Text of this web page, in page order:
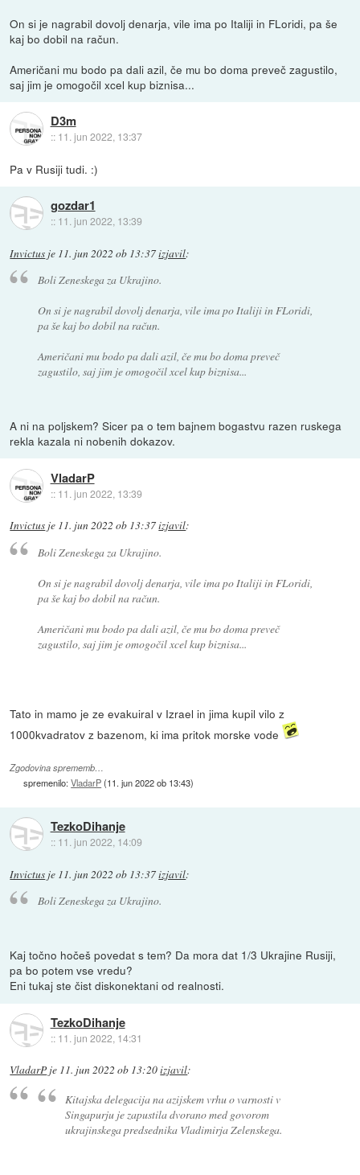
On si je nagrabil dovolj denarja, vile ima po Italiji in FLoridi, pa še
kaj bo dobil na račun.
Američani mu bodo pa dali azil, če mu bo doma preveč zagustilo,
saj jim je omogočil xcel kup biznisa...
D3m
:: 11. jun 2022, 13:37
Pa v Rusiji tudi. :)
gozdar1
:: 11. jun 2022, 13:39
Invictus je 11. jun 2022 ob 13:37izjavil:
Boli Zeneskega za Ukrajino.
On si je nagrabil dovolj denarja, vile ima po Italiji in FLoridi,
pa še kaj bo dobil na račun.
Američani mu bodo pa dali azil, če mu bo doma preveč
zagustilo, saj jim je omogočil xcel kup biznisa...
A ni na poljskem? Sicer pa o tem bajnem bogastvu razen ruskega
rekla kazala ni nobenih dokazov.
VladarP
:: 11. jun 2022, 13:39
Invictus je 11. jun 2022 ob 13:37izjavil:
Boli Zeneskega za Ukrajino.
On si je nagrabil dovolj denarja, vile ima po Italiji in FLoridi,
pa še kaj bo dobil na račun.
Američani mu bodo pa dali azil, če mu bo doma preveč
zagustilo, saj jim je omogočil xcel kup biznisa...
Tato in mamo je ze evakuiral v Izrael in jima kupil vilo z
1000kvadratov z bazenom, ki ima pritok morske vode
Zgodovina sprememb…
spremenilo:VladarP(11. jun 2022 ob 13:43)
TezkoDihanje
:: 11. jun 2022, 14:09
Invictus je 11. jun 2022 ob 13:37izjavil:
Boli Zeneskega za Ukrajino.
Kaj točno hočeš povedat s tem? Da mora dat 1/3 Ukrajine Rusiji,
pa bo potem vse vredu?
Eni tukaj ste čist diskonektani od realnosti.
TezkoDihanje
:: 11. jun 2022, 14:31
VladarP je 11. jun 2022 ob 13:20izjavil:
Kitajska delegacija na azijskem vrhu o varnosti v
Singapurju je zapustila dvorano med govorom
ukrajinskega predsednika Vladimirja Zelenskega.